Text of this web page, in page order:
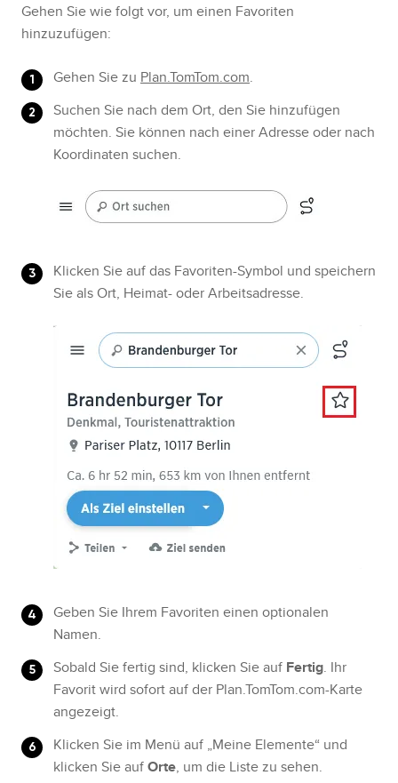
Gehen Sie wie folgt vor, um einen Favoriten
hinzuzufügen:
Gehen Sie zu Plan.TomTom.com.
Suchen Sie nach dem Ort, den Sie hinzufügen
möchten. Sie können nach einer Adresse oder nach
Koordinaten suchen.
Klicken Sie auf das Favoriten-Symbol und speichern
Sie als Ort, Heimat- oder Arbeitsadresse.
Geben Sie Ihrem Favoriten einen optionalen
Namen.
Sobald Sie fertig sind, klicken Sie auf Fertig. Ihr
Favorit wird sofort auf der Plan.TomTom.com-Karte
angezeigt.
Klicken Sie im Menü auf „Meine Elemente“ und
klicken Sie aufOrte, um die Liste zu sehen.